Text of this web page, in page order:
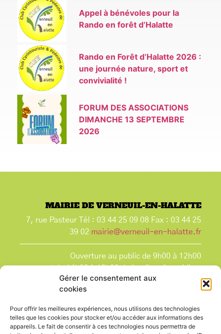
Gérer le consentement aux
cookies
Pour offrir les meilleures expériences, nous utilisons des technologies
telles que les cookies pour stocker et/ou accéder aux informations des
appareils. Le fait de consentir à ces technologies nous permettra de
Appel à bénévoles pour la
Rando en forêt d’Halatte
Rando en Forêt d’Halatte 2026 :
une journée nature, sport et
convivialité !
FORUM DES ASSOCIATIONS
DIMANCHE 13 SEPTEMBRE
2026
MAIRIE DE VERNEUIL-EN-HALATTE
7, rue Pasteur Tél : 03 44 25 09 08 Fax : 03 44 25
39 02 mairie@verneuil-en-halatte.fr
Ouverture au public de 9h00 à 12h00
et de 14h00 à 18h00 du lundi après-midi au
vendredi,
et le samedi de 9h00 à 12h00.
que les jours fériés.